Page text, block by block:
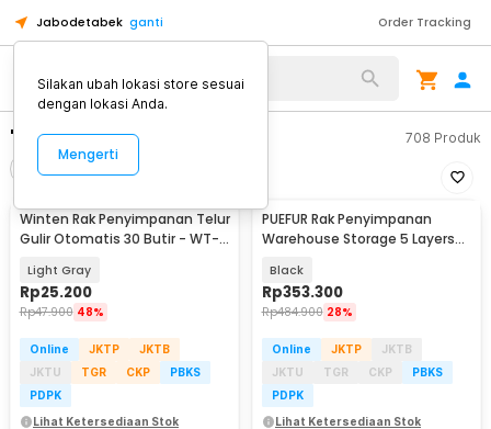
Jabodetabek ganti Order Tracking
"rak penyimpanan" 708 Produk
Urutkan
Winten Rak Penyimpanan Telur
Gulir Otomatis 30 Butir - WT-
Light Gray
Rp25.200
Rp47.900 48%
Online JKTP
JKTB
JKTU
TGR CKP
PBKS
PDPK
Lihat Ketersediaan Stok
PUEFUR Rak Penyimpanan
Warehouse Storage 5 Layers
Black
Rp353.300
Rp484.900 28%
Online JKTP
JKTB
JKTU
TGR CKP
PBKS
PDPK
Lihat Ketersediaan Stok
Silakan ubah lokasi store sesuai
dengan lokasi Anda.
Mengerti